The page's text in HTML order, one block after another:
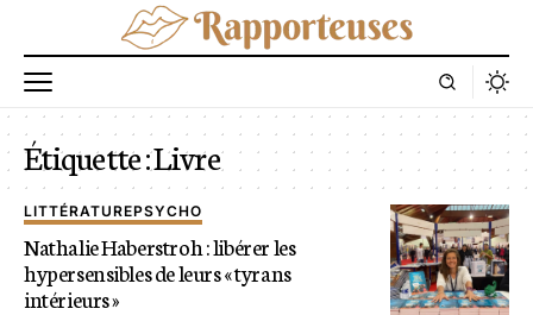
Étiquette :Livre
LITTÉRATUREPSYCHO
Nathalie Haberstroh : libérer les
hypersensibles de leurs « tyrans
intérieurs »